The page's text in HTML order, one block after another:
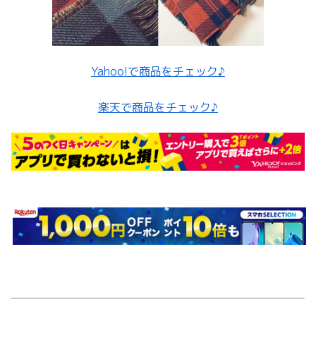
Yahoo!で商品をチェック♪
楽天で商品をチェック♪